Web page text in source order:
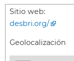
Sitio web:
desbri.org/
Geolocalización